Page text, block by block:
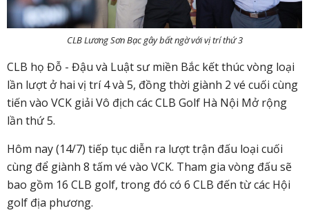
CLB Lương Sơn Bạc gây bất ngờ với vị trí thứ 3
CLB họ Đỗ - Đậu và Luật sư miền Bắc kết thúc vòng loại
lần lượt ở hai vị trí 4 và 5, đồng thời giành 2 vé cuối cùng
tiến vào VCK giải Vô địch các CLB Golf Hà Nội Mở rộng
lần thứ 5.
Hôm nay (14/7) tiếp tục diễn ra lượt trận đấu loại cuối
cùng để giành 8 tấm vé vào VCK. Tham gia vòng đấu sẽ
bao gồm 16 CLB golf, trong đó có 6 CLB đến từ các Hội
golf địa phương.